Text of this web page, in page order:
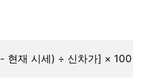
현재 시세) ÷ 신차가] × 100